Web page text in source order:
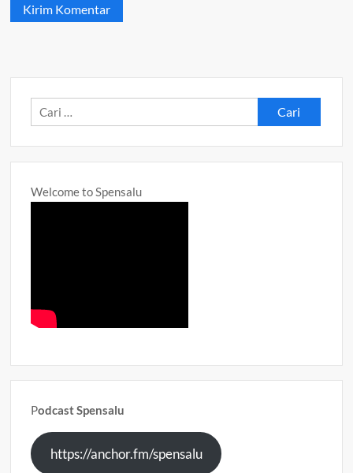
Cari
untuk:
Welcome to Spensalu
Podcast Spensalu
https://anchor.fm/spensalu